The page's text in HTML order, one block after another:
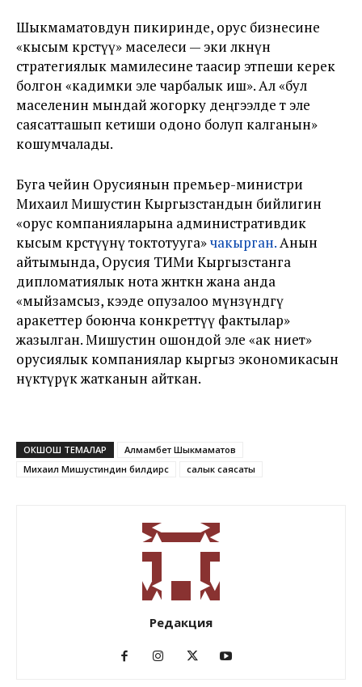
Шыкмаматовдун пикиринде, орус бизнесине
«кысым көрсөтүү» маселеси — эки өлкөнүн
стратегиялык мамилесине таасир этпеши керек
болгон «кадимки эле чарбалык иш». Ал «бул
маселенин мындай жогорку деңгээлде өтө эле
саясатташып кетиши одоно болуп калганын»
кошумчалады.
Буга чейин Орусиянын премьер-министри
Михаил Мишустин Кыргызстандын бийлигин
«орус компанияларына административдик
кысым көрсөтүүнү токтотууга»чакырган.Анын
айтымында, Орусия ТИМи Кыргызстанга
дипломатиялык нота жөнөткөн жана анда
«мыйзамсыз, кээде опузалоо мүнөзүндөгү
аракеттер боюнча конкреттүү фактылар»
жазылган. Мишустин ошондой эле «ак ниет»
орусиялык компаниялар кыргыз экономикасын
өнүктүрүк жатканын айткан.
ОКШОШ ТЕМАЛАР
Алмамбет Шыкмаматов
Михаил Мишустиндин билдирүүсү
салык саясаты
Редакция